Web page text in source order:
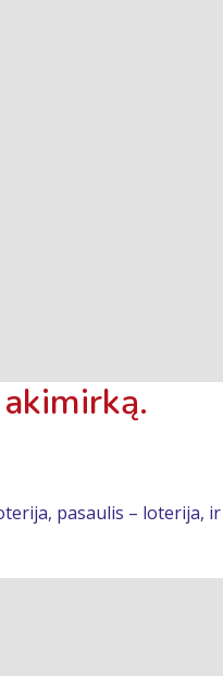
pasaulis – loterija, ir